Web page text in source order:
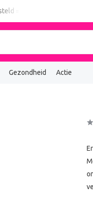
= vandaag verzonden
Gezondheid Actie